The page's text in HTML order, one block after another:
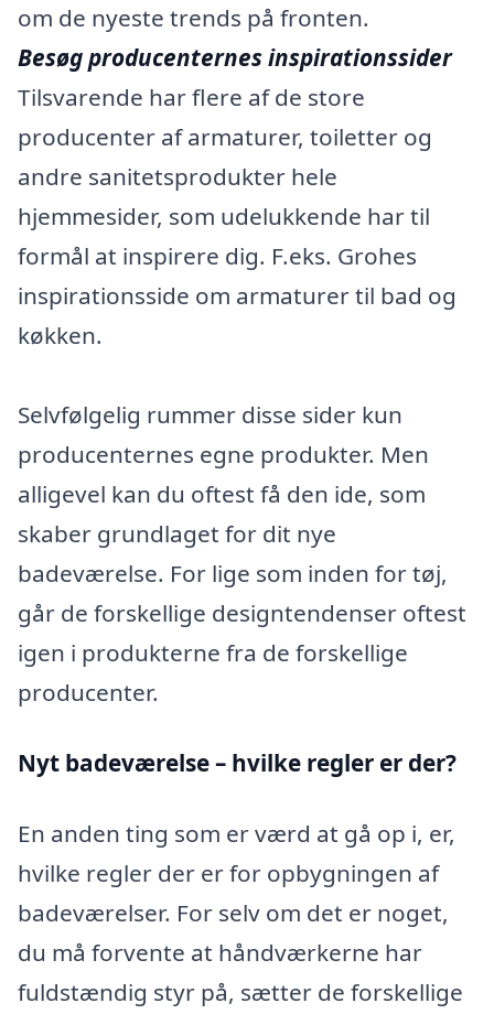
om de nyeste trends på fronten.
Besøg producenternes inspirationssider
Tilsvarende har flere af de store
producenter af armaturer, toiletter og
andre sanitetsprodukter hele
hjemmesider, som udelukkende har til
formål at inspirere dig. F.eks. Grohes
inspirationsside om armaturer til bad og
køkken.
Selvfølgelig rummer disse sider kun
producenternes egne produkter. Men
alligevel kan du oftest få den ide, som
skaber grundlaget for dit nye
badeværelse. For lige som inden for tøj,
går de forskellige designtendenser oftest
igen i produkterne fra de forskellige
producenter.
Nyt badeværelse – hvilke regler er der?
En anden ting som er værd at gå op i, er,
hvilke regler der er for opbygningen af
badeværelser. For selv om det er noget,
du må forvente at håndværkerne har
fuldstændig styr på, sætter de forskellige